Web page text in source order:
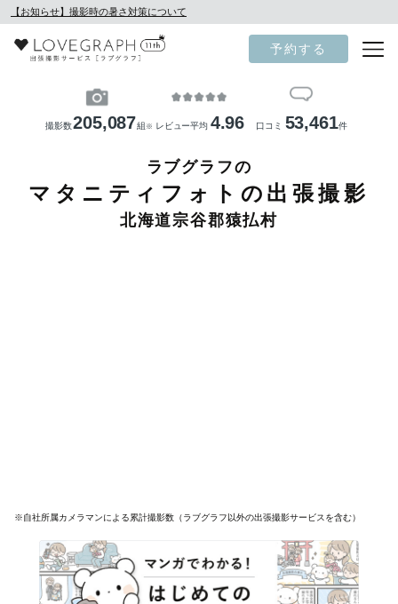
【お知らせ】撮影時の暑さ対策について
予約する
撮影数205,087組 ※ レビュー平均 4.96 口コミ 53,461件
ラブグラフの
マタニティフォトの出張撮影
北海道宗谷郡猿払村
※自社所属カメラマンによる累計撮影数（ラブグラフ以外の出張撮影サービスを含む）